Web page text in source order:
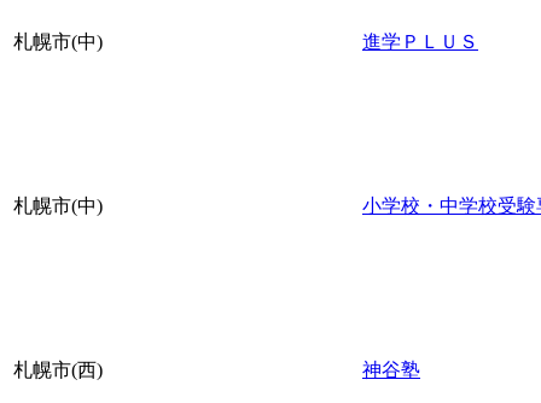
札幌市(中) 進学ＰＬＵＳ
札幌市(中) 小学校・中学校受
札幌市(西) 神谷塾